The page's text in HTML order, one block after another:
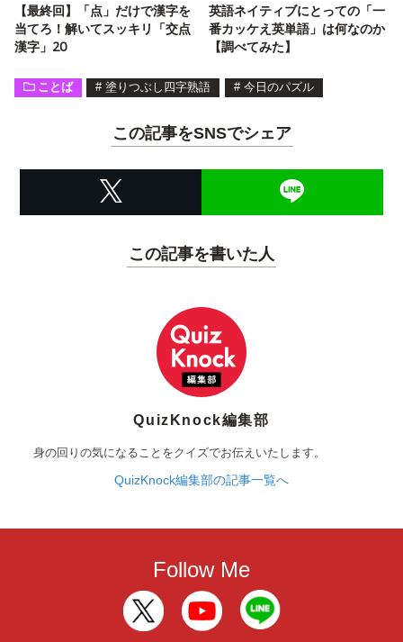
【最終回】「点」だけで漢字を
当てろ！解いてスッキリ「交点
漢字」20
英語ネイティブにとっての「一
番カッケえ英単語」は何なのか
【調べてみた】
ことば # 塗りつぶし四字熟語 # 今日のパズル
この記事をSNSでシェア
この記事を書いた人
QuizKnock編集部
身の回りの気になることをクイズでお伝えいたします。
QuizKnock編集部の記事一覧へ
Follow Me